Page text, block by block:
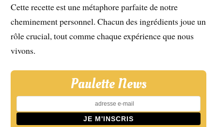
Cette recette est une métaphore parfaite de notre
cheminement personnel. Chacun des ingrédients joue un
rôle crucial, tout comme chaque expérience que nous
vivons.
Paulette News